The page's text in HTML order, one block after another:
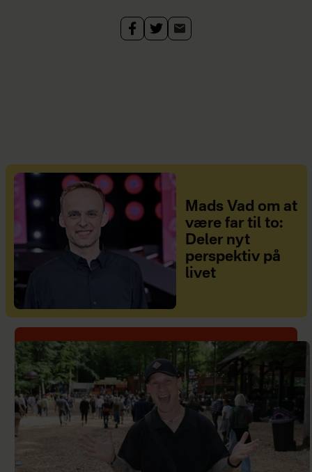
Mads Vad om at
være far til to:
Deler nyt
perspektiv på
livet